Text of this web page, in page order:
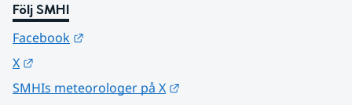
Följ SMHI
Facebook
X
SMHIs meteorologer på X